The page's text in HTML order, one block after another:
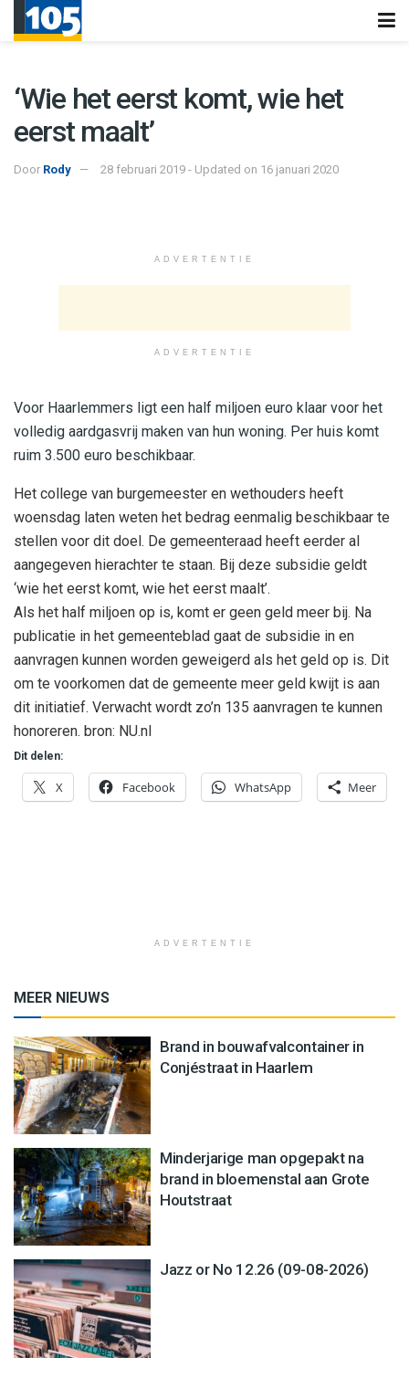
‘Wie het eerst komt, wie het
eerst maalt’
Door Rody 28 februari 2019 - Updated on 16 januari 2020
ADVERTENTIE
ADVERTENTIE
Voor Haarlemmers ligt een half miljoen euro klaar voor het
volledig aardgasvrij maken van hun woning. Per huis komt
ruim 3.500 euro beschikbaar.
Het college van burgemeester en wethouders heeft
woensdag laten weten het bedrag eenmalig beschikbaar te
stellen voor dit doel. De gemeenteraad heeft eerder al
aangegeven hierachter te staan. Bij deze subsidie geldt
‘wie het eerst komt, wie het eerst maalt’.
Als het half miljoen op is, komt er geen geld meer bij. Na
publicatie in het gemeenteblad gaat de subsidie in en
aanvragen kunnen worden geweigerd als het geld op is. Dit
om te voorkomen dat de gemeente meer geld kwijt is aan
dit initiatief. Verwacht wordt zo’n 135 aanvragen te kunnen
honoreren. bron: NU.nl
Dit delen:
X Facebook WhatsApp Meer
ADVERTENTIE
MEER NIEUWS
Brand in bouwafvalcontainer in
Conjéstraat in Haarlem
Minderjarige man opgepakt na
brand in bloemenstal aan Grote
Houtstraat
Jazz or No 12.26 (09-08-2026)